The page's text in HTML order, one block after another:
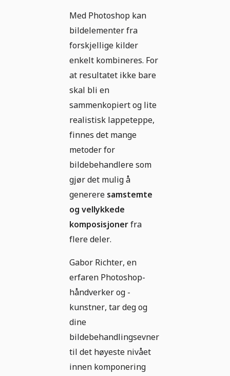
Med Photoshop kan
bildelementer fra
forskjellige kilder
enkelt kombineres. For
at resultatet ikke bare
skal bli en
sammenkopiert og lite
realistisk lappeteppe,
finnes det mange
metoder for
bildebehandlere som
gjør det mulig å
generere samstemte
og vellykkede
komposisjonerfra
flere deler.
Gabor Richter, en
erfaren Photoshop-
håndverker og -
kunstner, tar deg og
dine
bildebehandlingsevner
til det høyeste nivået
innen komponering